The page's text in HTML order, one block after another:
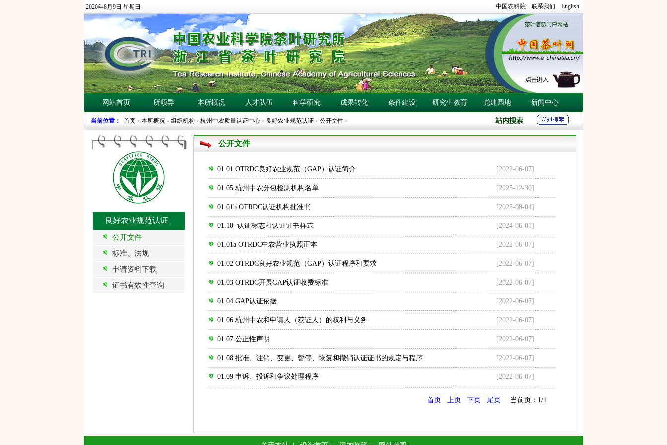
2026年8月9日 星期日 English
联系我们
中国农科院
网站首页 所领导 本所概况 人才队伍 科学研究 成果转化 条件建设 研究生教育 党建园地 新闻中心
当前位置： 首页 > 本所概况 » 组织机构 > 杭州中农质量认证中心 > 良好农业规范认证 > 公开文件 >
良好农业规范认证
公开文件
标准、法规
申请资料下载
证书有效性查询
公开文件
01.01 OTRDC良好农业规范（GAP）认证简介 [2022-06-07]
01.05 杭州中农分包检测机构名单 [2025-12-30]
01.01b OTRDC认证机构批准书 [2025-08-04]
01.10 认证标志和认证证书样式 [2024-06-01]
01.01a OTRDC中农营业执照正本 [2022-06-07]
01.02 OTRDC良好农业规范（GAP）认证程序和要求 [2022-06-07]
01.03 OTRDC开展GAP认证收费标准 [2022-06-07]
01.04 GAP认证依据 [2022-06-07]
01.06 杭州中农和申请人（获证人）的权利与义务 [2022-06-07]
01.07 公正性声明 [2022-06-07]
01.08 批准、注销、变更、暂停、恢复和撤销认证证书的规定与程序 [2022-06-07]
01.09 申诉、投诉和争议处理程序 [2022-06-07]
首页 上页 下页 尾页 当前页：1/1